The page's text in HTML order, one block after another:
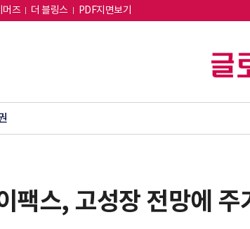
머즈 더 블링스 PDF지면보기
팩스, 고성장 전망에 주